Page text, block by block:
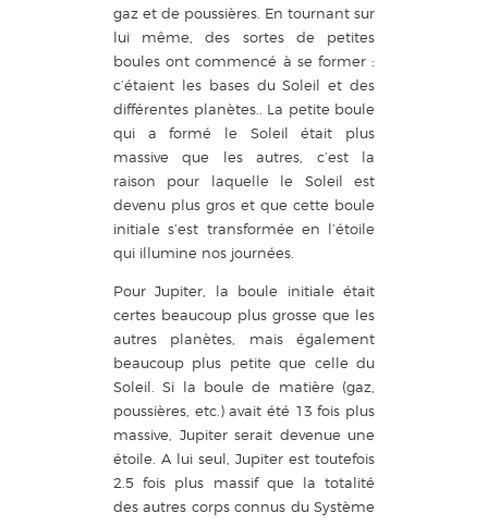
gaz et de poussières. En tournant sur
lui même, des sortes de petites
boules ont commencé à se former :
c’étaient les bases du Soleil et des
différentes planètes.. La petite boule
qui a formé le Soleil était plus
massive que les autres, c’est la
raison pour laquelle le Soleil est
devenu plus gros et que cette boule
initiale s’est transformée en l’étoile
qui illumine nos journées.
Pour Jupiter, la boule initiale était
certes beaucoup plus grosse que les
autres planètes, mais également
beaucoup plus petite que celle du
Soleil. Si la boule de matière (gaz,
poussières, etc.) avait été 13 fois plus
massive, Jupiter serait devenue une
étoile. A lui seul, Jupiter est toutefois
2.5 fois plus massif que la totalité
des autres corps connus du Système